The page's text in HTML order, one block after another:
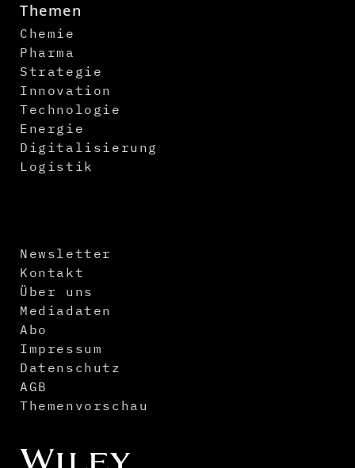
Themen
Chemie
Pharma
Strategie
Innovation
Technologie
Energie
Digitalisierung
Logistik
Newsletter
Kontakt
Über uns
Mediadaten
Abo
Impressum
Datenschutz
AGB
Themenvorschau